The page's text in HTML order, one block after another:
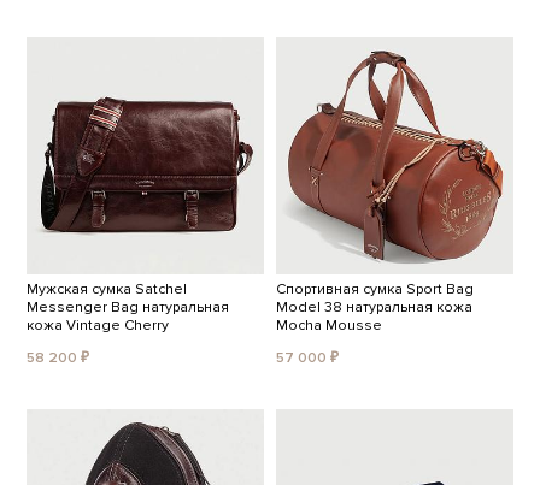
Мужская сумка Satchel
Messenger Bag натуральная
кожа Vintage Cherry
58 200 ₽
Спортивная сумка Sport Bag
Model 38 натуральная кожа
Mocha Mousse
57 000 ₽